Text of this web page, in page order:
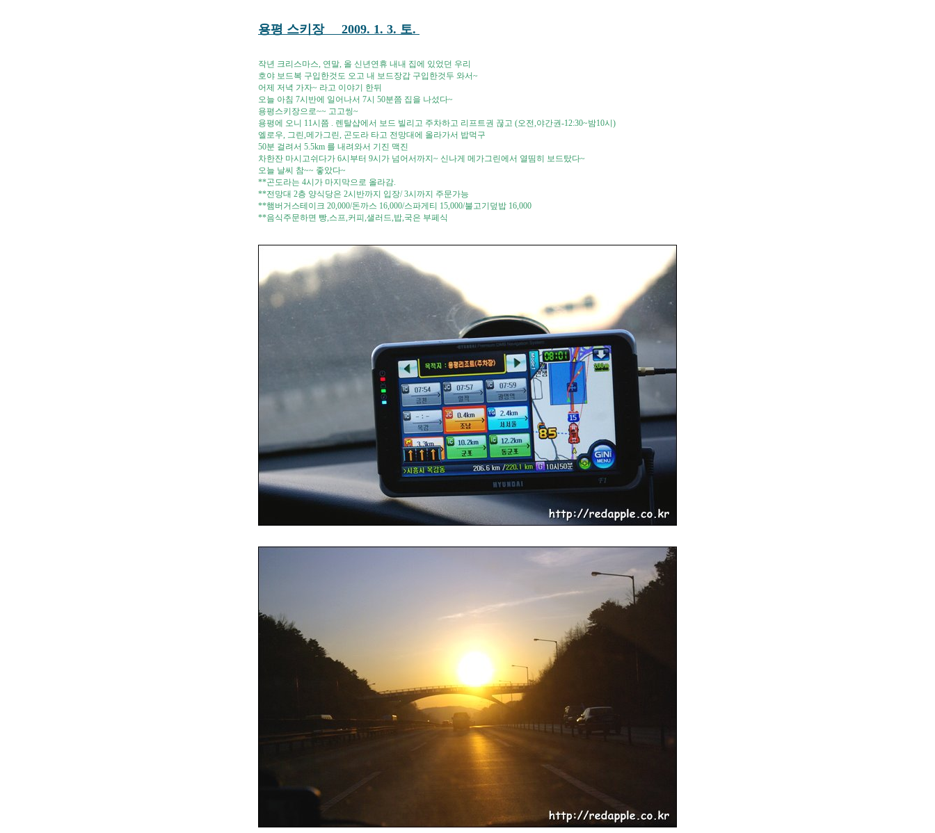
용평 스키장 2009. 1. 3. 토.
작년 크리스마스, 연말, 올 신년연휴 내내 집에 있었던 우리
호야 보드복 구입한것도 오고 내 보드장갑 구입한것두 와서~
어제 저녁 가자~ 라고 이야기 한뒤
오늘 아침 7시반에 일어나서 7시 50분쯤 집을 나섰다~
용평스키장으로~~ 고고씽~
용평에 오니 11시쯤 . 렌탈샵에서 보드 빌리고 주차하고 리프트권 끊고 (오전,야간권-12:30~밤10시)
엘로우, 그린,메가그린, 곤도라 타고 전망대에 올라가서 밥먹구
50분 걸려서 5.5km 를 내려와서 기진 맥진
차한잔 마시고쉬다가 6시부터 9시가 넘어서까지~ 신나게 메가그린에서 열띰히 보드탔다~
오늘 날씨 참~~ 좋았다~
**곤도라는 4시가 마지막으로 올라감.
**전망대 2층 양식당은 2시반까지 입장/ 3시까지 주문가능
**햄버거스테이크 20,000/돈까스 16,000/스파게티 15,000/불고기덮밥 16,000
**음식주문하면 빵,스프,커피,샐러드,밥,국은 부페식